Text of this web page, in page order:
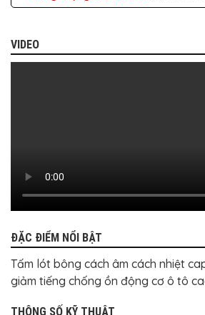
Ô
TÔ
XE
ĐẠP
NGHỆ
KHÁC
VIDEO
ĐẶC ĐIỂM NỔI BẬT
Tấm lót bông cách âm cách nhiệt
giảm tiếng chống ồn động cơ ô tô
THÔNG SỐ KỸ THUẬT